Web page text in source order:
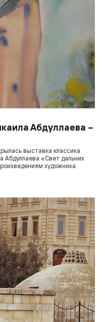
Абдуллаева –
выставка классика
Абдуллаева «Свет дальних
художника.